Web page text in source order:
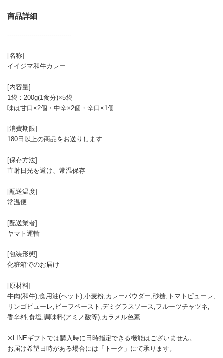
商品詳細
--------------------------------
[名称]
イイジマ和牛カレー
[内容量]
1袋：200g(1食分)×5袋
味は甘口×2個・中辛×2個・辛口×1個
[消費期限]
180日以上の商品をお送りします
[保存方法]
直射日光を避け、常温保存
[配送温度]
常温便
[配送業者]
ヤマト運輸
[包装形態]
化粧箱でのお届け
[原材料]
牛肉(和牛),食用油(ヘット),小麦粉,カレーパウダー,砂糖,トマトピューレ,
リンゴピューレ,ビーフペースト,デミグラスソース,フルーツチャツネ,
香辛料,食塩,調味料(アミノ酸等),カラメル色素
※LINEギフトでは購入時に日時指定できる機能はございません。
お届け希望日時がある場合には「トーク」にて承ります。